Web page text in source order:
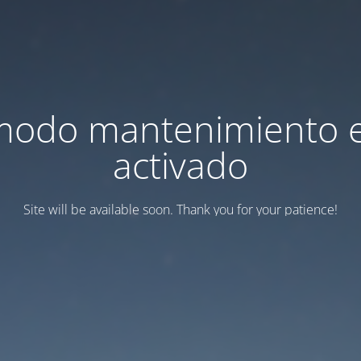
mantenimiento
activado
Site will be available soon. Thank you for your patience!